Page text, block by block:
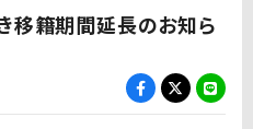
籍期間延長のお知ら